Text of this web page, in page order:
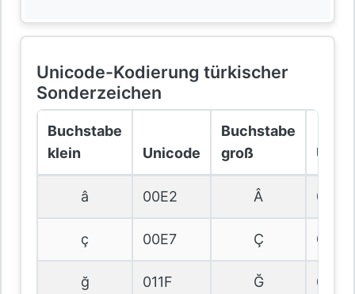
Unicode-Kodierung türkischer
Sonderzeichen
Buchstabe
klein
Unicode
Buchstabe
groß
â 00E2 Â 00C2
ç 00E7 Ç 00C7
ğ 011F Ğ 011E